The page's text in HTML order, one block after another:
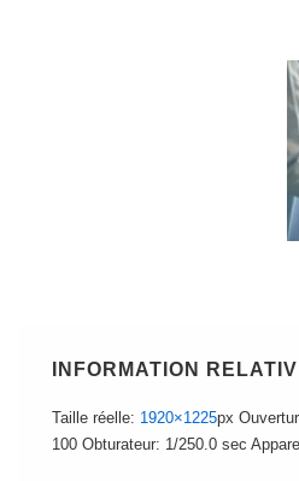
INFORMATION
Taille réelle: 1920×1225px
100 Obturateur: 1/250.0 sec